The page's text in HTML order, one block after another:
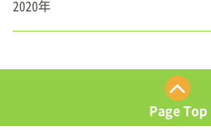
2020年
Page Top